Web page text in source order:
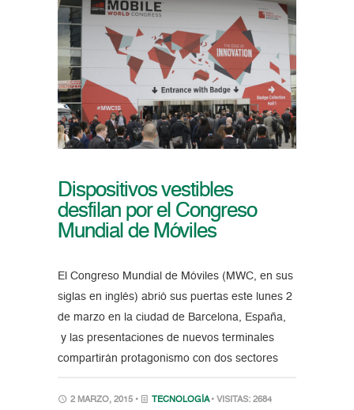
Dispositivos vestibles
desfilan por el Congreso
Mundial de Móviles
El Congreso Mundial de Móviles (MWC, en sus
siglas en inglés) abrió sus puertas este lunes 2
de marzo en la ciudad de Barcelona, España,
y las presentaciones de nuevos terminales
compartirán protagonismo con dos sectores
2 MARZO, 2015 • TECNOLOGÍA • VISITAS: 2684